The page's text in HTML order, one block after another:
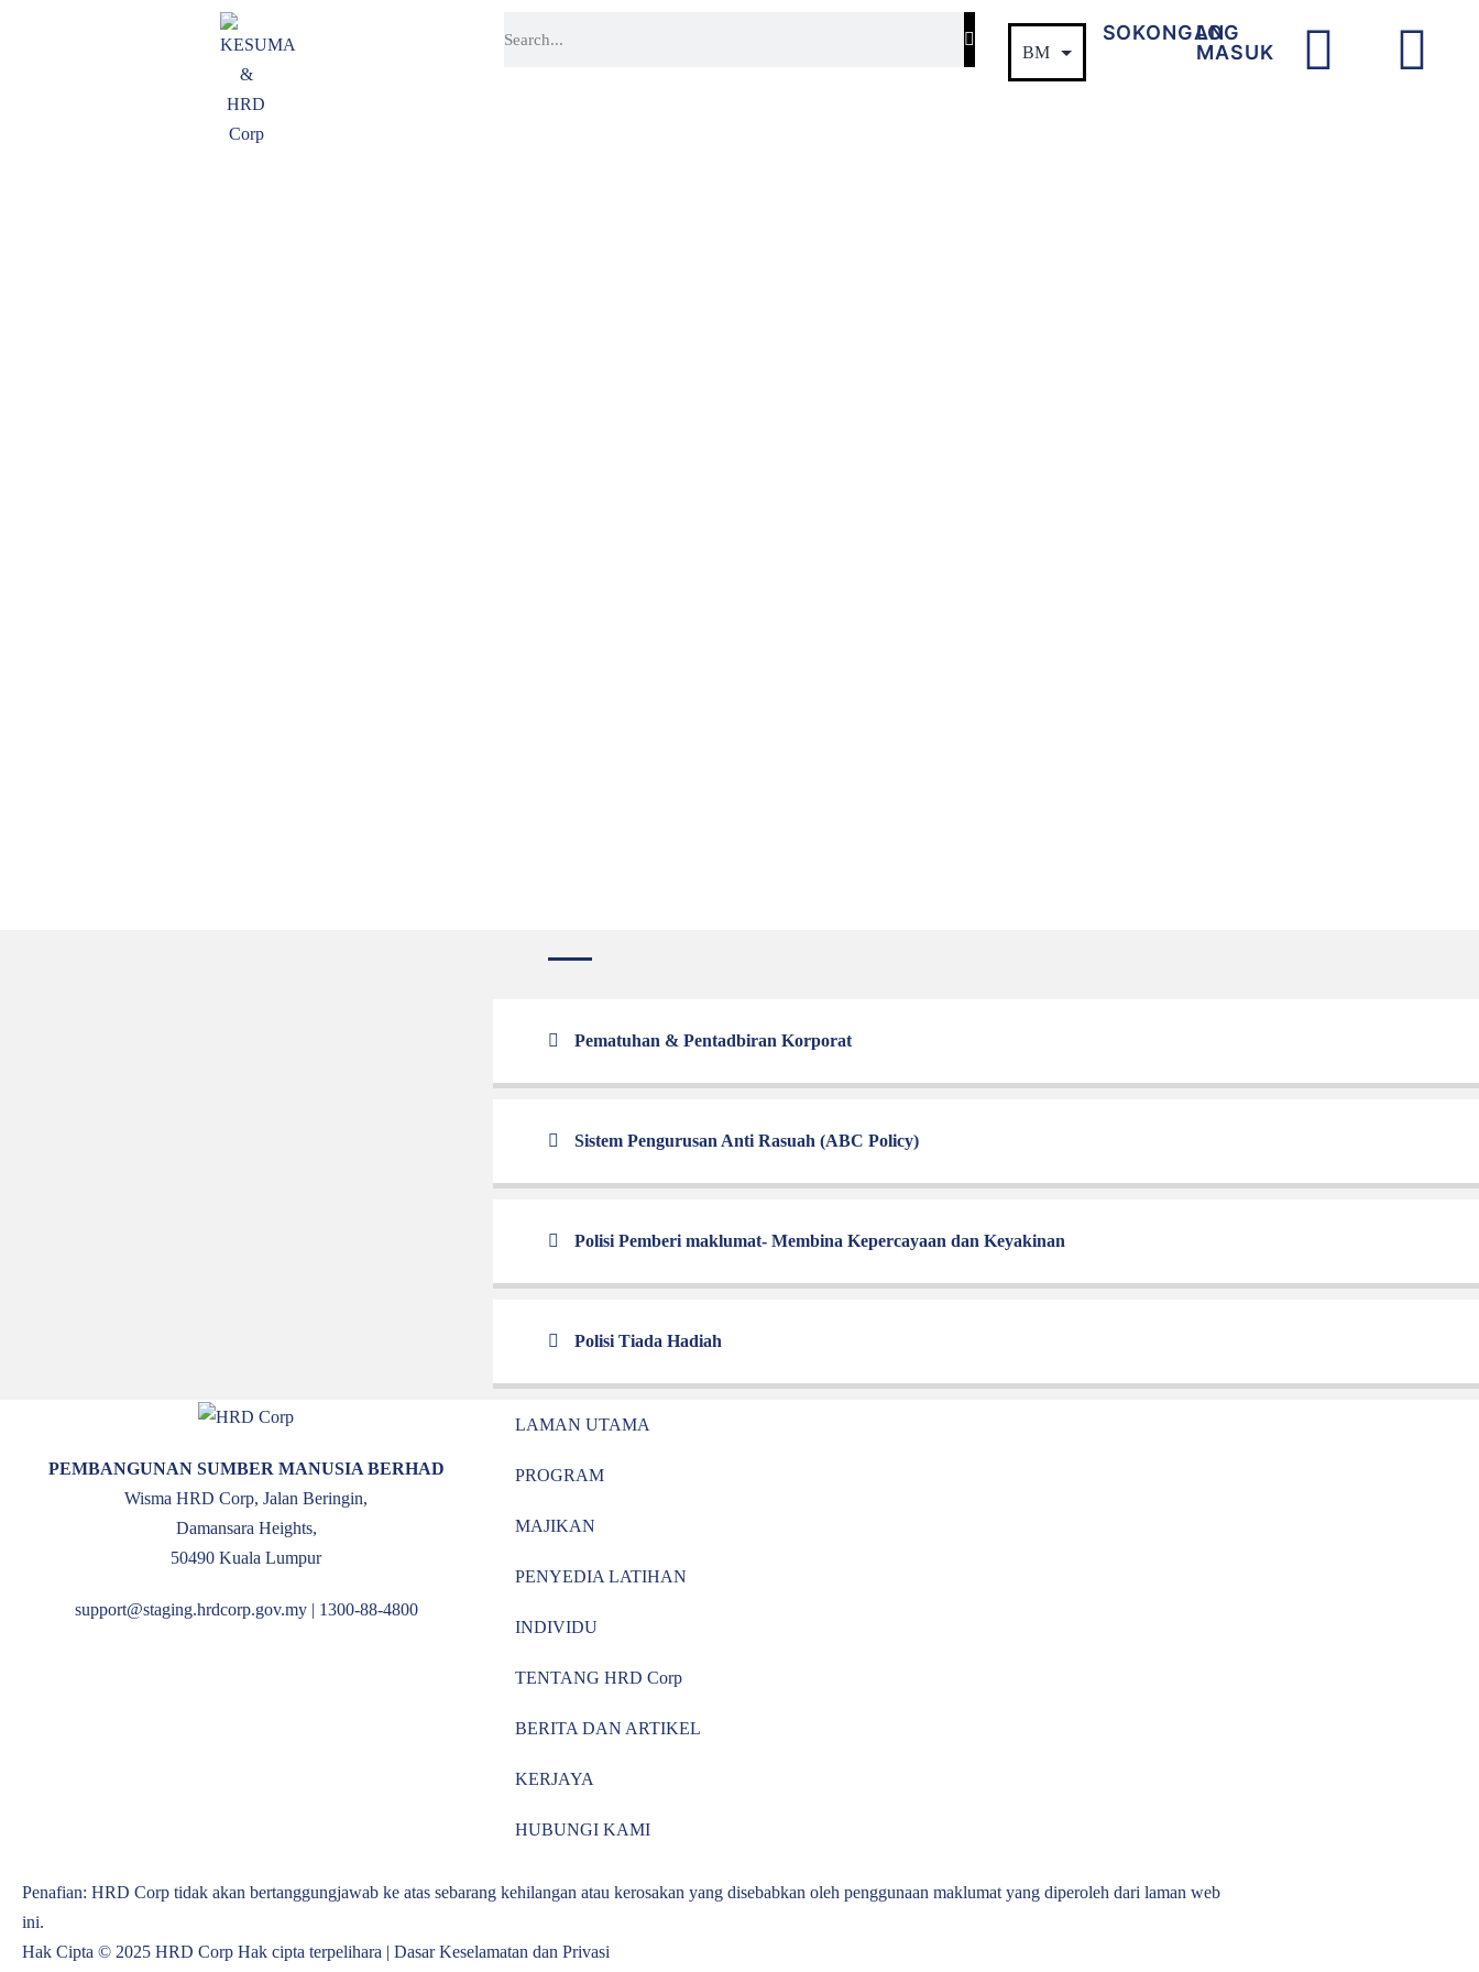
SOKONGAN
LOG
MASUK
PENTADBIRAN
Komitmen kami untuk memerangi rasuah bermula dengan kami. Kami
Pematuhan & Pentadbiran Korporat
Sistem Pengurusan Anti Rasuah (ABC Policy)
Polisi Pemberi maklumat- Membina Kepercayaan dan Keyakinan
Polisi Tiada Hadiah
PEMBANGUNAN SUMBER MANUSIA BERHAD
Wisma HRD Corp, Jalan Beringin,
Damansara Heights,
50490 Kuala Lumpur
support@staging.hrdcorp.gov.my | 1300-88-4800
LAMAN UTAMA
PROGRAM
MAJIKAN
PENYEDIA LATIHAN
INDIVIDU
TENTANG HRD Corp
BERITA DAN ARTIKEL
KERJAYA
HUBUNGI KAMI
Penafian: HRD Corp tidak akan bertanggungjawab ke atas sebarang kehilangan atau kerosakan yang disebabkan oleh penggunaan maklumat yang diperoleh dari laman web
ini.
Hak Cipta © 2025 HRD Corp Hak cipta terpelihara | Dasar Keselamatan dan Privasi